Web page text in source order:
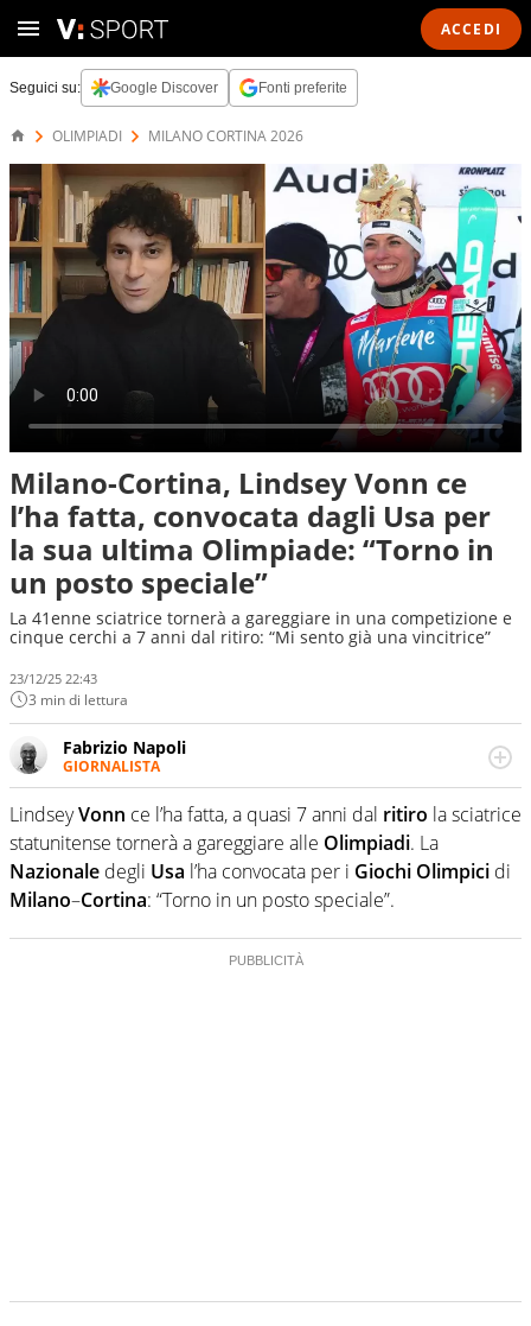
ACCEDI
Seguici su: Google Discover Fonti preferite
OLIMPIADI MILANO CORTINA 2026
Milano-Cortina, Lindsey Vonn ce
l’ha fatta, convocata dagli Usa per
la sua ultima Olimpiade: “Torno in
un posto speciale”
La 41enne sciatrice tornerà a gareggiare in una competizione e
cinque cerchi a 7 anni dal ritiro: “Mi sento già una vincitrice”
23/12/25 22:43
3 min di lettura
Fabrizio Napoli
GIORNALISTA
Giornalista professionista, per Virgilio Sport segue anche
il calcio ma è con la pallanuoto che esalta competenze e
passioni. Cura la comunicazione di HaBaWaBa, il più
grande festival di waterpolo per bambini al mondo
LindseyVonn ce l’ha fatta, a quasi 7 anni dal ritiro la sciatrice
statunitense tornerà a gareggiare alle Olimpiadi. La
Nazionale degli Usa l’ha convocata per i Giochi Olimpici di
Milano–Cortina: “Torno in un posto speciale”.